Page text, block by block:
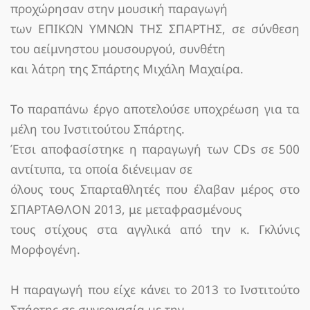
προχώρησαν στην μουσική παραγωγή
των ΕΠΙΚΩΝ ΥΜΝΩΝ ΤΗΣ ΣΠΑΡΤΗΣ, σε σύνθεση
του αείμνηστου μουσουργού, συνθέτη
και λάτρη της Σπάρτης Μιχάλη Μαχαίρα.
Το παραπάνω έργο αποτελούσε υποχρέωση για τα
μέλη του Ινστιτούτου Σπάρτης.
Έτσι αποφασίστηκε η παραγωγή των CDs σε 500
αντίτυπα, τα οποία διένειμαν σε
όλους τους Σπαρταθλητές που έλαβαν μέρος στο
ΣΠΑΡΤΑΘΛΟΝ 2013, με μεταφρασμένους
τους στίχους στα αγγλικά από την κ. Γκλύνις
Μορφογένη.
Η παραγωγή που είχε κάνει το 2013 το Ινστιτούτο